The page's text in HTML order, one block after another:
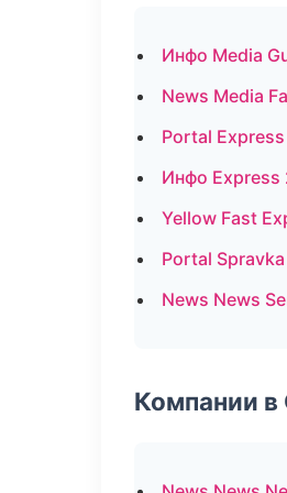
Инфо Media
News Media
Portal
Инфо
Yellow Fast
Portal
News News
Компании в